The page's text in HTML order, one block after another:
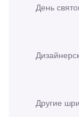
День
Другие